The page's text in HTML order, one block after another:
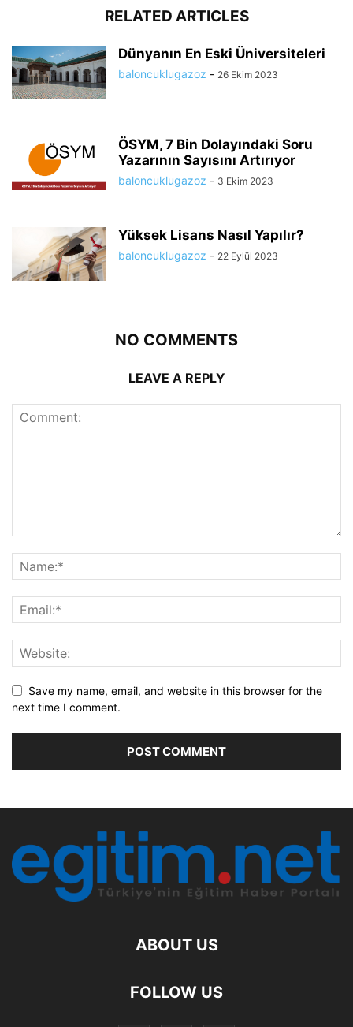
RELATED ARTICLES
Dünyanın En Eski Üniversiteleri
baloncuklugazoz - 26 Ekim 2023
ÖSYM, 7 Bin Dolayındaki Soru
Yazarının Sayısını Artırıyor
baloncuklugazoz - 3 Ekim 2023
Yüksek Lisans Nasıl Yapılır?
baloncuklugazoz - 22 Eylül 2023
NO COMMENTS
LEAVE A REPLY
Save my name, email, and website in this browser for the
next time I comment.
ABOUT US
FOLLOW US